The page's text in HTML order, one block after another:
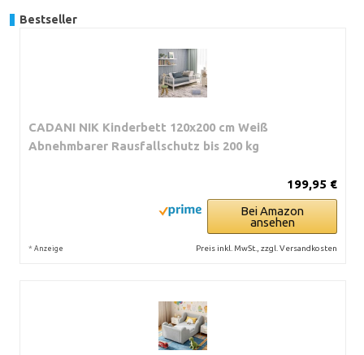
Bestseller
CADANI NIK Kinderbett 120x200 cm Weiß
Abnehmbarer Rausfallschutz bis 200 kg
199,95 €
Bei Amazon
ansehen
* Anzeige Preis inkl. MwSt., zzgl. Versandkosten